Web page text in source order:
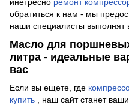
обратиться к нам - мы
наши специалисты выполнят
Масло для
литра - идеальные
вас
Если вы ещете, где
купить , наш сайт станет